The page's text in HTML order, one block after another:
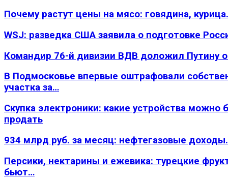
Почему растут цены на мясо: говядина,
WSJ: разведка США заявила о подготовке
Командир 76-й дивизии ВДВ доложил Путину
В Подмосковье впервые оштрафовали
участка за…
Скупка электроники: какие устройства можно
продать
934 млрд руб. за месяц: нефтегазовые
Персики, нектарины и ежевика: турецкие
бьют…